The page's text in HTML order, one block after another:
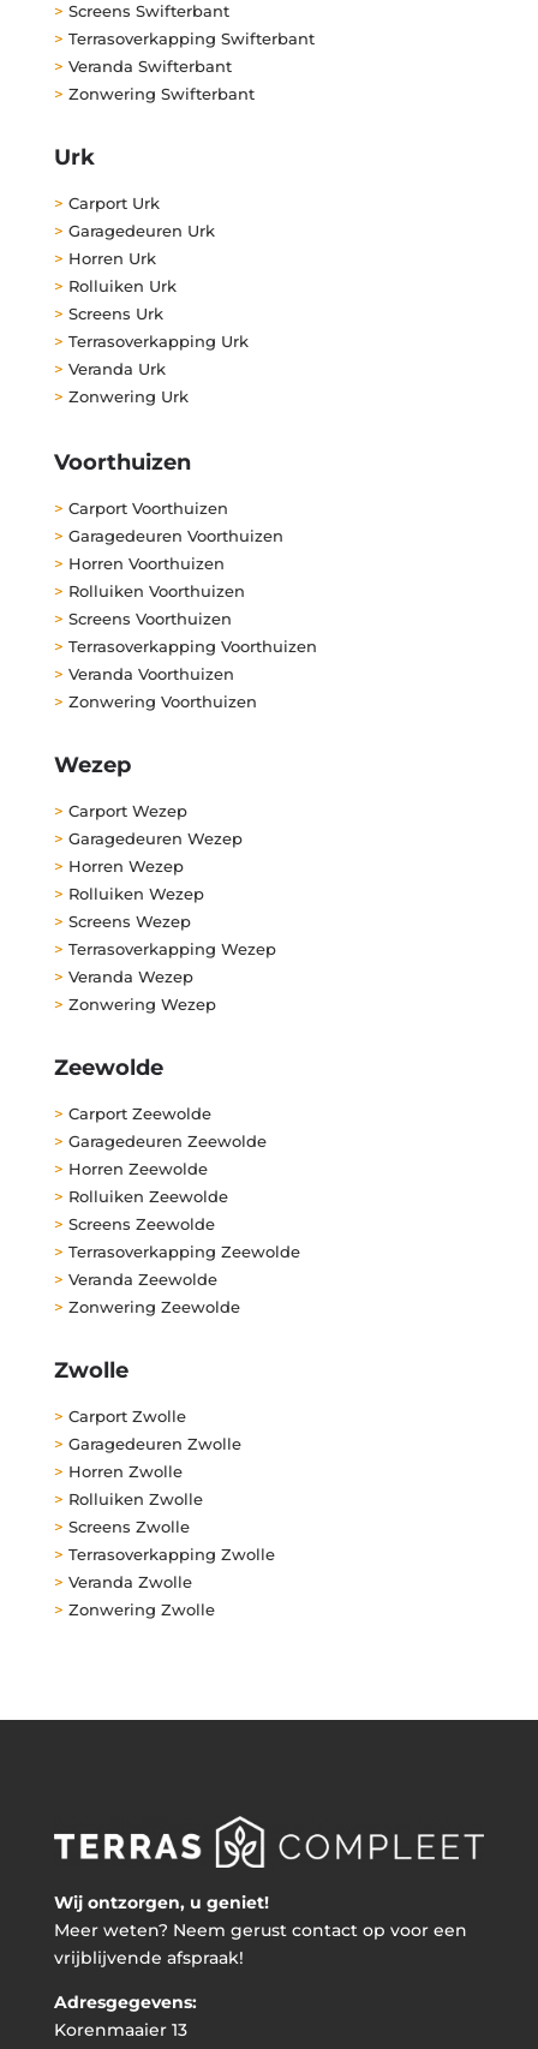
> Screens Swifterbant
> Terrasoverkapping Swifterbant
> Veranda Swifterbant
> Zonwering Swifterbant
Urk
> Carport Urk
> Garagedeuren Urk
> Horren Urk
> Rolluiken Urk
> Screens Urk
> Terrasoverkapping Urk
> Veranda Urk
> Zonwering Urk
Voorthuizen
> Carport Voorthuizen
> Garagedeuren Voorthuizen
> Horren Voorthuizen
> Rolluiken Voorthuizen
> Screens Voorthuizen
> Terrasoverkapping Voorthuizen
> Veranda Voorthuizen
> Zonwering Voorthuizen
Wezep
> Carport Wezep
> Garagedeuren Wezep
> Horren Wezep
> Rolluiken Wezep
> Screens Wezep
> Terrasoverkapping Wezep
> Veranda Wezep
> Zonwering Wezep
Zeewolde
> Carport Zeewolde
> Garagedeuren Zeewolde
> Horren Zeewolde
> Rolluiken Zeewolde
> Screens Zeewolde
> Terrasoverkapping Zeewolde
> Veranda Zeewolde
> Zonwering Zeewolde
Zwolle
> Carport Zwolle
> Garagedeuren Zwolle
> Horren Zwolle
> Rolluiken Zwolle
> Screens Zwolle
> Terrasoverkapping Zwolle
> Veranda Zwolle
> Zonwering Zwolle
Wij ontzorgen, u geniet!
Meer weten? Neem gerust contact op voor een
vrijblijvende afspraak!
Adresgegevens:
Korenmaaier 13